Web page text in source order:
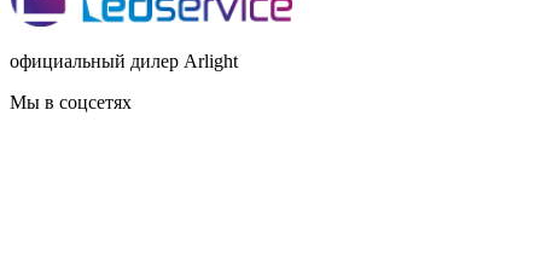
официальный дилер Arlight
Мы в соцсетях